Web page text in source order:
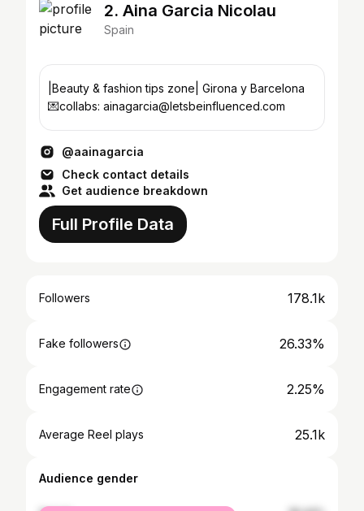
2. Aina Garcia Nicolau
Spain
|Beauty & fashion tips zone| Girona y Barcelona
💌collabs: ainagarcia@letsbeinfluenced.com
@aainagarcia
Check contact details
Get audience breakdown
Full Profile Data
Followers 178.1k
Fake followers 26.33%
Engagement rate 2.25%
Average Reel plays 25.1k
Audience gender